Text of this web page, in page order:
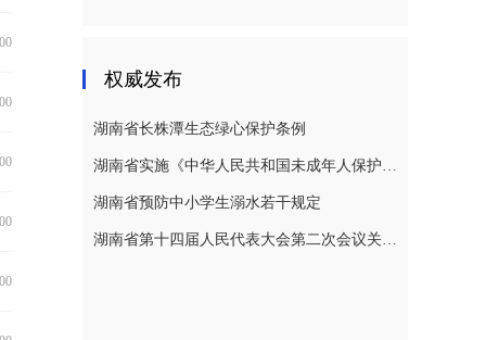
权威发布
湖南省长株潭生态绿心保护条例
湖南省实施《中华人民共和国未成年人保护法》若干规定
湖南省预防中小学生溺水若干规定
湖南省第十四届人民代表大会第二次会议关于湖南省人民代表大会常务委员会工作报告的决议